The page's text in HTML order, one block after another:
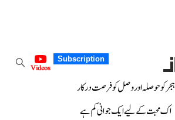
Subscription
Videos
ہجر کو حوصلہ اور وصل کو فرصت درکار
اک محبت کے لیے ایک جوانی کم ہے